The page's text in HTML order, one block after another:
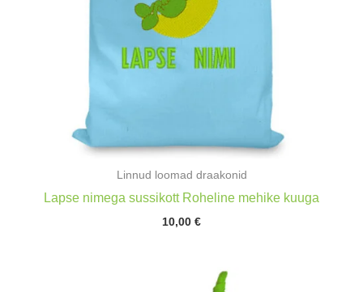
Linnud loomad draakonid
Lapse nimega sussikott Roheline mehike kuuga
10,00 €